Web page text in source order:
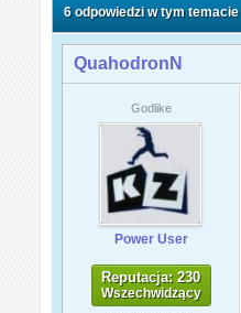
6 odpowiedzi w tym temacie
QuahodronN
Godlike
Power User
Reputacja: 230
Wszechwidzący